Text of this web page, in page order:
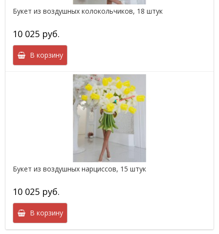
Букет из воздушных колокольчиков, 18 штук
10 025 руб.
В корзину
Букет из воздушных нарциссов, 15 штук
10 025 руб.
В корзину